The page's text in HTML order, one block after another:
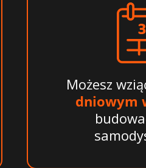
Możesz
dniowym